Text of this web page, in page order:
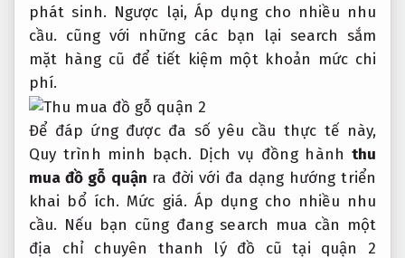
phát sinh. Ngược lại,Áp dụng cho nhiều nhu
cầu. cũng với những các bạn lại search sắm
mặt hàng cũ để tiết kiệm một khoản mức chi
phí.
Để đáp ứng được đa số yêu cầu thực tế này,
Quy trình minh bạch. Dịch vụ đồng hành thu
mua đồ gỗ quận ra đời với đa dạng hướng triển
khai bổ ích.Mức giá. Áp dụng cho nhiều nhu
cầu. Nếu bạn cũng đang search mua cần một
địa chỉ chuyên thanh lý đồ cũ tại quận 2